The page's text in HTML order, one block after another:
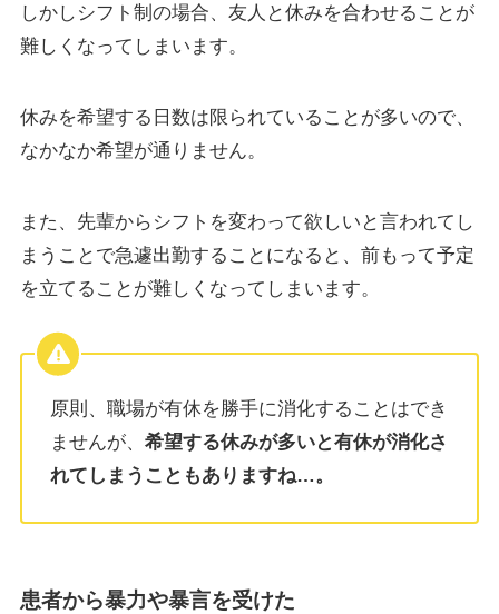
しかしシフト制の場合、友人と休みを合わせることが
難しくなってしまいます。
休みを希望する日数は限られていることが多いので、
なかなか希望が通りません。
また、先輩からシフトを変わって欲しいと言われてし
まうことで急遽出勤することになると、前もって予定
を立てることが難しくなってしまいます。
原則、職場が有休を勝手に消化することはでき
ませんが、希望する休みが多いと有休が消化さ
れてしまうこともありますね…。
患者から暴力や暴言を受けた